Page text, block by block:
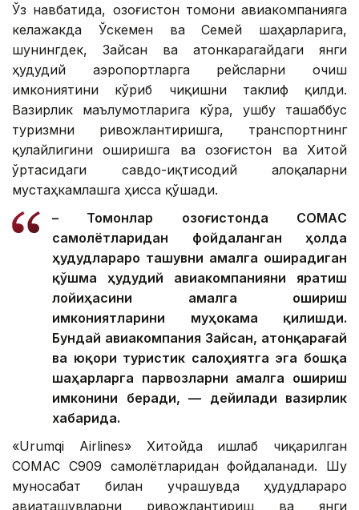
Ўз навбатида, Қозоғистон томони авиакомпанияга
келажакда Ўскемен ва Семей шаҳарларига,
шунингдек, Зайсан ва Қатонкарагайдаги янги
ҳудудий аэропортларга рейсларни очиш
имкониятини кўриб чиқишни таклиф қилди.
Вазирлик маълумотларига кўра, ушбу ташаббус
туризмни ривожлантиришга, транспортнинг
қулайлигини оширишга ва Қозоғистон ва Хитой
ўртасидаги савдо-иқтисодий алоқаларни
мустаҳкамлашга ҳисса қўшади.
– Томонлар Қозоғистонда CОМАC
самолётларидан фойдаланган ҳолда
ҳудудлараро ташувни амалга оширадиган
қўшма ҳудудий авиакомпанияни яратиш
лойиҳасини амалга ошириш
имкониятларини муҳокама қилишди.
Бундай авиакомпания Зайсан, Қатонқарағай
ва юқори туристик салоҳиятга эга бошқа
шаҳарларга парвозларни амалга ошириш
имконини беради, — дейилади вазирлик
хабарида.
«Urumqi Airlines» Хитойда ишлаб чиқарилган
COMAC C909 самолётларидан фойдаланади. Шу
муносабат билан учрашувда ҳудудлараро
авиаташувларни ривожлантириш ва янги